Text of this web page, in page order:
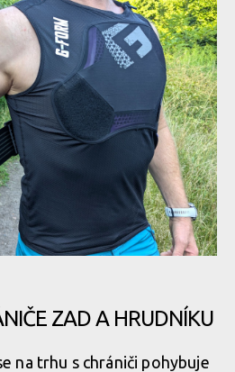
ZAD A HRUDNÍKU
na trhu s chrániči pohybuje